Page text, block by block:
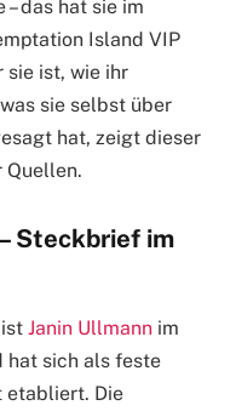
das hat sie im
Island VIP
ist, wie ihr
sie selbst über
hat, zeigt dieser
Steckbrief im
Janin Ullmann im
hat sich als feste
etabliert. Die